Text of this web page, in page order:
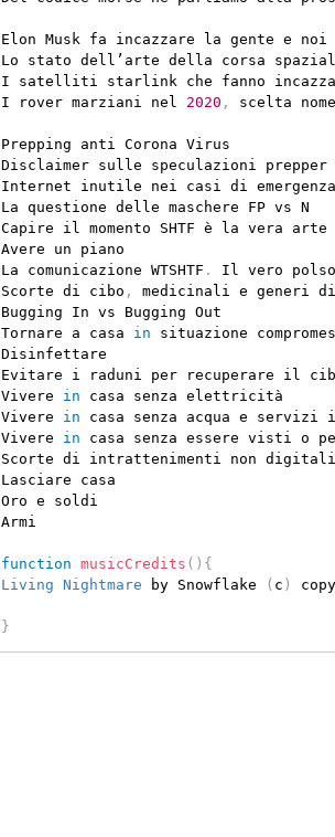
Elon Musk fa incazzare la gente e
Lo stato dell’arte della corsa
I satelliti starlink che fanno
I rover marziani nel 2020 , scelta nome
Prepping anti Corona Virus
Disclaimer sulle speculazioni
Internet inutile nei casi di
La questione delle maschere FP vs N
Capire il momento SHTF è la vera
Avere un piano
La comunicazione WTSHTF .
Il vero
Scorte di cibo ,
medicinali e generi
Bugging In vs Bugging Out
Tornare a casa in situazione
Disinfettare
Evitare i raduni per recuperare il
Vivere in casa senza elettricità
Vivere in casa senza acqua e
Vivere in casa senza essere visti o
Scorte di intrattenimenti non
Lasciare casa
Oro e soldi
Armi
function musicCredits ( ) {
Living Nightmare by Snowflake ( c )
}